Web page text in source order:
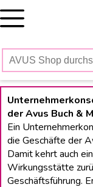
Skip
to
der Avus Buch &
Ein
die Geschäfte der
Damit kehrt auch
Wirkungsstätte
Geschäftsführung.